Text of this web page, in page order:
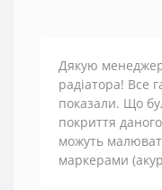
Дякую
радіатора! Все
показали. Що
покриття
можуть
маркерами